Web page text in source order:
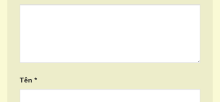
Tên *